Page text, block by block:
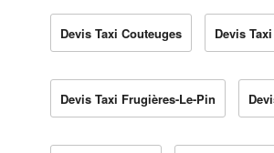
Devis Taxi Couteuges Devis
Devis Taxi Frugières-Le-Pin